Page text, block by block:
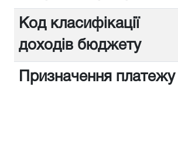
Код класифікації
доходів бюджету
Призначення платежу